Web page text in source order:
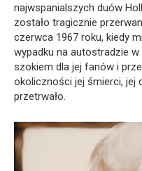
najwspanialszych duów
zostało tragicznie
czerwca 1967 roku, kiedy
wypadku na autostradzie w
szokiem dla jej fanów i
okoliczności jej śmierci, jej
przetrwało.